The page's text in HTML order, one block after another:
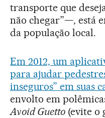
transporte que
não chegar”—, está
da população local.
Em 2012, um
para ajudar
inseguros” em suas
envolto em
Avoid Guetto(evite o